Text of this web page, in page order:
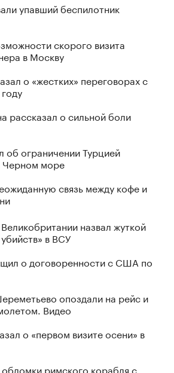
упавший беспилотник
скорого визита
в Москву
о «жестких» переговорах с
рассказал о сильной боли
об ограничении Турцией
Черном море
связь между кофе и
назвал жуткой
в ВСУ
о договоренности с США по
опоздали на рейс и
Видео
о «первом визите осени» в
римского корабля с